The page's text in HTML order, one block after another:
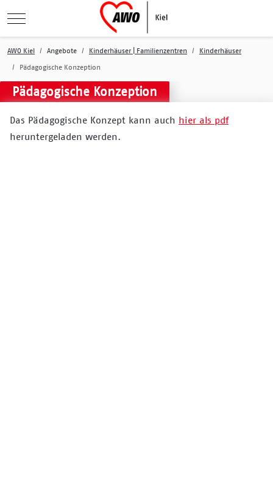
Mobile Menu Toggle
AWO Kiel Angebote Kinderhäuser | Familienzentren Kinderhäuser
Pädagogische Konzeption
Pädagogische Konzeption
Das Pädagogische Konzept kann auch hier als pdf
heruntergeladen werden.